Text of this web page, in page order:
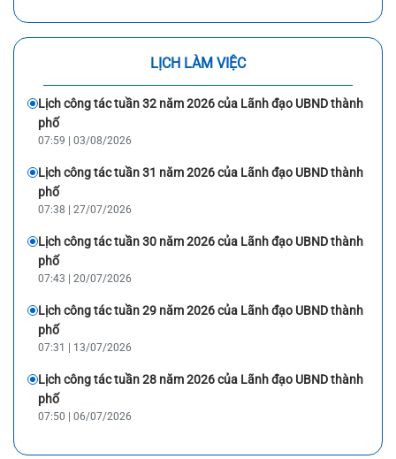
LỊCH LÀM VIỆC
Lịch công tác tuần 32 năm 2026 của Lãnh đạo UBND thành
phố
07:59 | 03/08/2026
Lịch công tác tuần 31 năm 2026 của Lãnh đạo UBND thành
phố
07:38 | 27/07/2026
Lịch công tác tuần 30 năm 2026 của Lãnh đạo UBND thành
phố
07:43 | 20/07/2026
Lịch công tác tuần 29 năm 2026 của Lãnh đạo UBND thành
phố
07:31 | 13/07/2026
Lịch công tác tuần 28 năm 2026 của Lãnh đạo UBND thành
phố
07:50 | 06/07/2026